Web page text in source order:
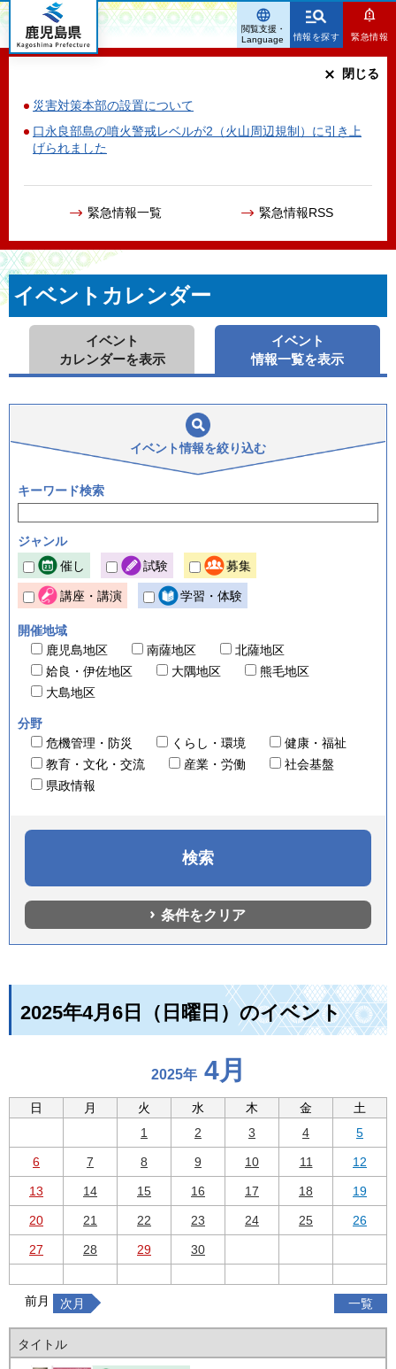
鹿児島県
情報を探す 緊急情報
災害対策本部の設置について
口永良部島の噴火警戒レベルが2（火山周辺規制）に引き上
げられました
緊急情報一覧 緊急情報RSS
閉じる
閲覧支援・
Language
イベントカレンダー
イベント
カレンダーを表示
イベント
情報一覧を表示
イベント情報を絞り込む
キーワード検索
ジャンル
催し
試験 募集
講座・講演 学習・体験
開催地域
鹿児島地区
南薩地区
北薩地区
姶良・伊佐地区
大隅地区
熊毛地区
大島地区
分野
危機管理・防災
くらし・環境
健康・福祉
教育・文化・交流
産業・労働
社会基盤
県政情報
条件をクリア
2025年4月6日（日曜日）のイベント
2025年 4月
日 月 火 水 木 金
土
1
2 3 4 5
6 7 8 9 10 11 12
13 14 15 16 17 18 19
20 21 22 23 24 25 26
27 28 29 30
前月 一覧
次月
タイトル